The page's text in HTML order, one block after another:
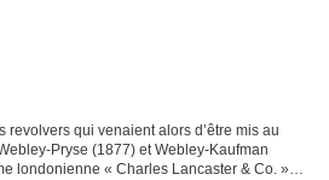
revolvers qui venaient alors d’être mis au
Pryse (1877) et Webley-Kaufman
londonienne « Charles Lancaster & Co. »